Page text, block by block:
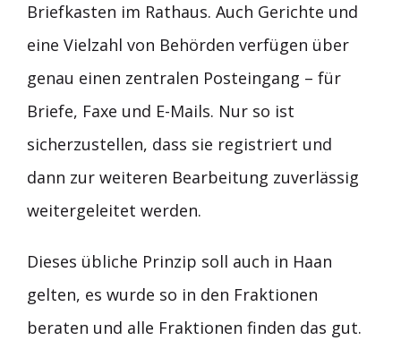
Briefkasten im Rathaus. Auch Gerichte und
eine Vielzahl von Behörden verfügen über
genau einen zentralen Posteingang – für
Briefe, Faxe und E-Mails. Nur so ist
sicherzustellen, dass sie registriert und
dann zur weiteren Bearbeitung zuverlässig
weitergeleitet werden.
Dieses übliche Prinzip soll auch in Haan
gelten, es wurde so in den Fraktionen
beraten und alle Fraktionen finden das gut.